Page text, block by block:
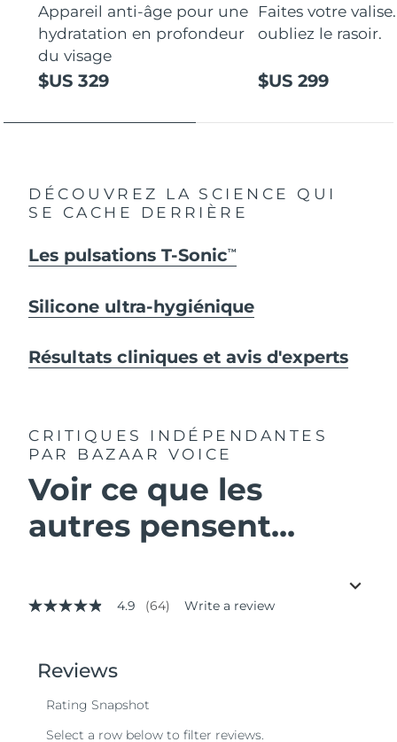
Appareil anti-âge pour une
hydratation en profondeur
du visage
$US 329
Faites votre
oubliez le rasoir.
$US 299
DÉCOUVREZ LA SCIENCE QUI
SE CACHE DERRIÈRE
Les pulsations T-SonicTM
Silicone ultra-hygiénique
Résultats cliniques et avis d'experts
CRITIQUES INDÉPENDANTES
PAR BAZAAR VOICE
Voir ce que les
autres pensent...
4.9
stars,
average
value.
4.9 (64) Write a review